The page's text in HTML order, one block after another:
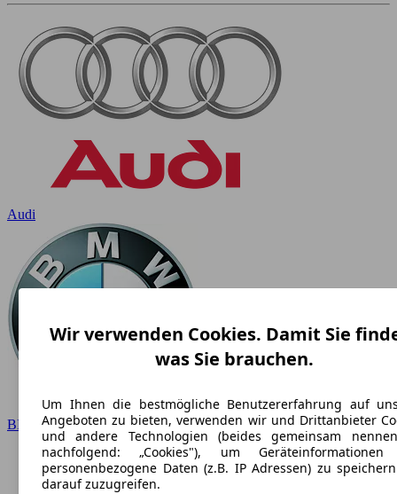
Audi
BMW
Wir verwenden Cookies. Damit Sie
was Sie brauchen.
Um Ihnen die bestmögliche Benutzererfahrung auf
Angeboten zu bieten, verwenden wir und Drittanbieter
und andere Technologien (beides gemeinsam
nachfolgend: „Cookies"), um
personenbezogene Daten (z.B. IP Adressen) zu
darauf zuzugreifen.